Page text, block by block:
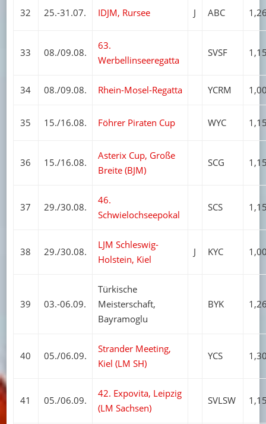
32 25.-31.07. IDJM, Rursee J ABC
33 08./09.08.
63.
Werbellinseeregatta
SVSF
34 08./09.08. Rhein-Mosel-Regatta YCRM
35 15./16.08. Föhrer Piraten Cup WYC
36 15./16.08.
Asterix Cup, Große
Breite (BJM)
SCG
37 29./30.08.
46.
Schwielochseepokal
SCS
38 29./30.08.
LJM Schleswig-
Holstein, Kiel
J KYC
39 03.-06.09.
Türkische
Meisterschaft,
Bayramoglu
BYK
40 05./06.09.
Strander Meeting,
Kiel (LM SH)
YCS
41 05./06.09.
42. Expovita, Leipzig
(LM Sachsen)
SVLSW